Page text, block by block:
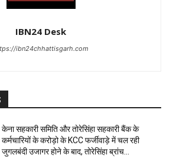
IBN24 Desk
ibn24chhattisgarh.com
केना सहकारी समिति और तोरेसिंहा सहकारी बैंक के
कर्मचारियों के करोड़ो के KCC फर्जीवाड़े में चल रही
जुगलबंदी उजागर होने के बाद, तोरेसिंहा ब्रांच...